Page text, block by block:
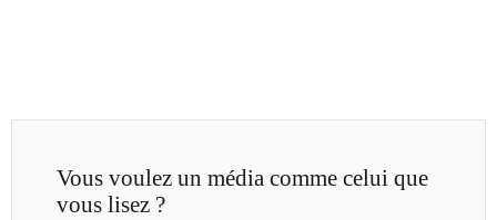
Vous voulez un média comme celui que
vous lisez ?